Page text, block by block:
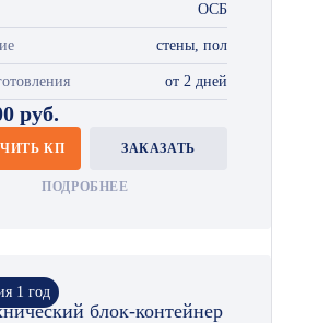
ОСБ
стены, пол
от 2 дней
руб.
КП ЗАКАЗАТЬ
ПОДРОБНЕЕ
1 год
блок-контейнер